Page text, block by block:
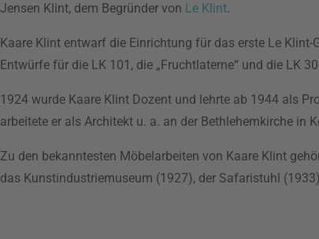
Jensen Klint, dem Begründer von Le Klint.
Kaare Klint entwarf die Einrichtung für das erste Le
Entwürfe für die LK 101, die „Fruchtlaterne“ und die LK
1924 wurde Kaare Klint Dozent und lehrte ab 1944 als
arbeitete er als Architekt u. a. an der Bethlehemkirche in
Zu den bekanntesten Möbelarbeiten von Kaare Klint
das Kunstindustriemuseum (1927), der Safaristuhl